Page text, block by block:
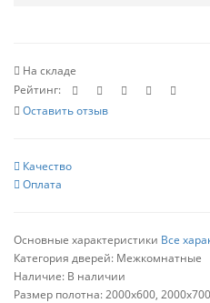
На складе
Рейтинг:
Оставить отзыв
Качество
Оплата
Основные характеристики Все
Категория дверей: Межкомнатные
Наличие: В наличии
Размер полотна:2000х600,